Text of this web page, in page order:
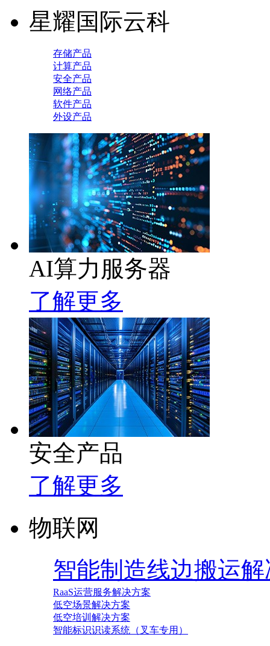
星耀国际云科
存储产品
计算产品
安全产品
网络产品
软件产品
外设产品
AI算力服务器
了解更多
安全产品
了解更多
物联网
智能制造线边搬运
RaaS运营服务解决方案
低空场景解决方案
低空培训解决方案
智能标识识读系统（叉车专用）